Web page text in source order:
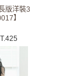
版洋裝3
】
425